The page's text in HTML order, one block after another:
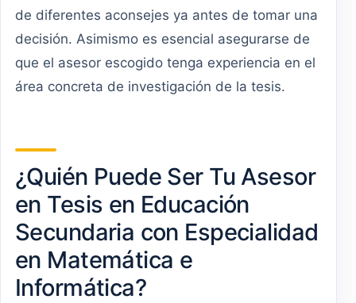
de diferentes aconsejes ya antes de tomar una
decisión. Asimismo es esencial asegurarse de
que el asesor escogido tenga experiencia en el
área concreta de investigación de la tesis.
¿Quién Puede Ser Tu Asesor
en Tesis en Educación
Secundaria con Especialidad
en Matemática e
Informática?